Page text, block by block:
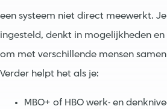
een systeem niet direct meewerkt.
ingesteld, denkt in mogelijkheden
om met verschillende mensen
Verder helpt het als je:
MBO+ of HBO werk- en